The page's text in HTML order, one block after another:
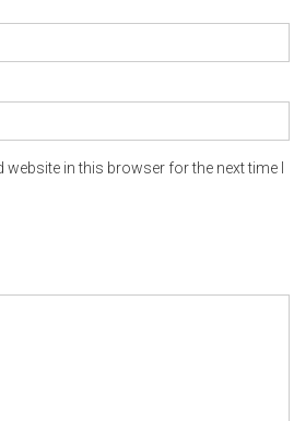
website in this browser for the next time I